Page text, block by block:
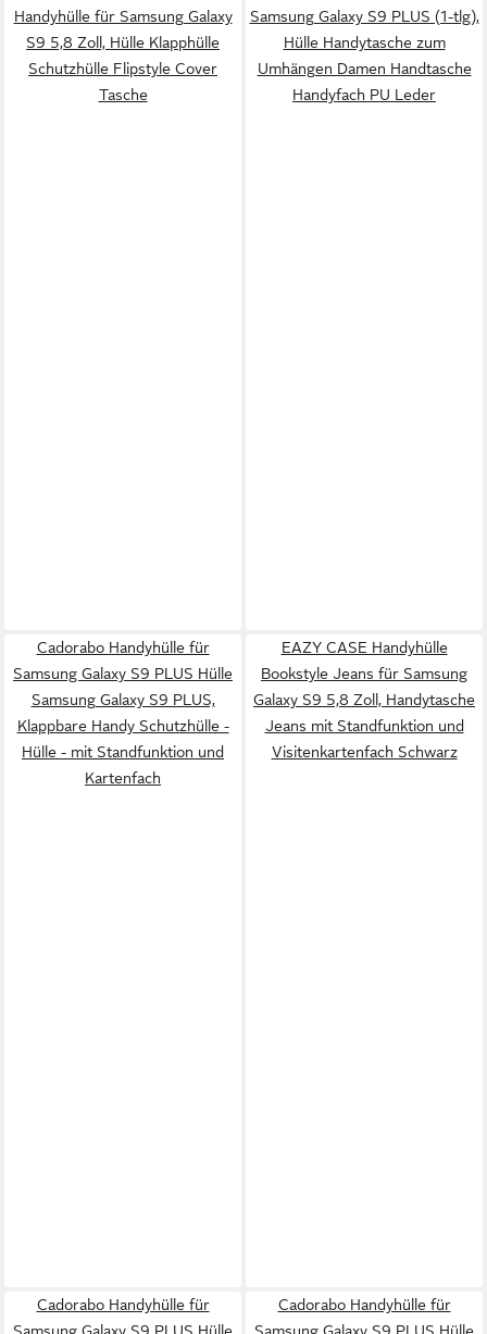
Handyhülle für Samsung Galaxy
S9 5,8 Zoll, Hülle Klapphülle
Schutzhülle Flipstyle Cover
Tasche
Samsung Galaxy S9 PLUS (1-tlg),
Hülle Handytasche zum
Umhängen Damen Handtasche
Handyfach PU Leder
Cadorabo Handyhülle für
Samsung Galaxy S9 PLUS Hülle
Samsung Galaxy S9 PLUS,
Klappbare Handy Schutzhülle -
Hülle - mit Standfunktion und
Kartenfach
EAZY CASE Handyhülle
Bookstyle Jeans für Samsung
Galaxy S9 5,8 Zoll, Handytasche
Jeans mit Standfunktion und
Visitenkartenfach Schwarz
Cadorabo Handyhülle für
Cadorabo Handyhülle für